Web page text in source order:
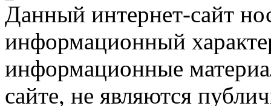
Данный интернет-сайт
информационный
информационные
сайте, не являются